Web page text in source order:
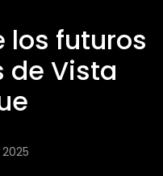
los futuros
de Vista